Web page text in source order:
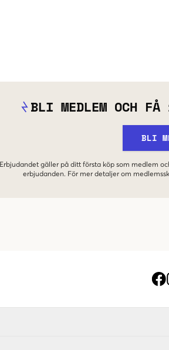
BLI MEDLEM OCH
BLI
Erbjudandet gäller på ditt första köp som medlem
erbjudanden. För mer detaljer om